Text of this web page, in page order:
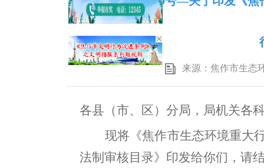
来源：焦作市生态
各县（市、区） 分局 ， 局机关各
现将 《焦作市生态环境重大
法制审核目录》 印发给你们 ， 请